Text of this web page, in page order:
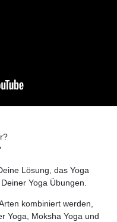
Lösung, das Yoga
Yoga Übungen.
kombiniert werden,
Yoga, Moksha Yoga und